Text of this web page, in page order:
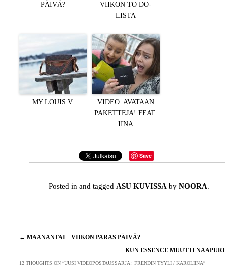
PÄIVÄ?
VIIKON TO DO-
LISTA
MY LOUIS V.
VIDEO: AVATAAN
PAKETTEJA! FEAT.
IINA
Save
Posted in and taggedASU KUVISSA byNOORA.
Artikkelien
← MAANANTAI – VIIKON PARAS PÄIVÄ?
KUN ESSENCE MUUTTI
12 THOUGHTS ON “UUSI VIDEOPOSTAUSSARJA : FRENDIN TYYLI / KAROLIINA”